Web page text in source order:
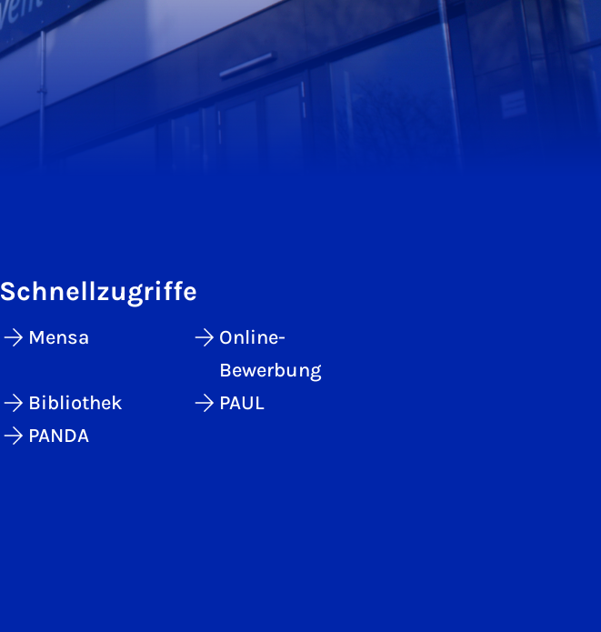
Schnellzugriffe
Mensa
Online-
Bewerbung
Bibliothek
PAUL
PANDA